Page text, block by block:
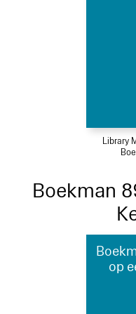
Library
Boekman
op